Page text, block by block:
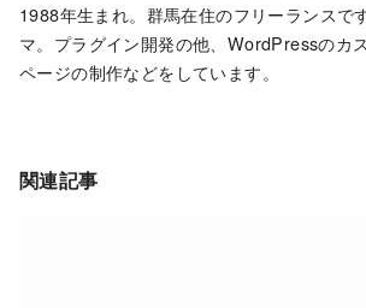
1988年生まれ。群馬在住のフリーランスで
マ。プラグイン開発の他、WordPressのカ
ページの制作などをしています。
関連記事